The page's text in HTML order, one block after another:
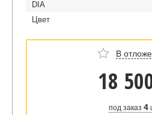
DIA
Цвет
В
18
под заказ 4